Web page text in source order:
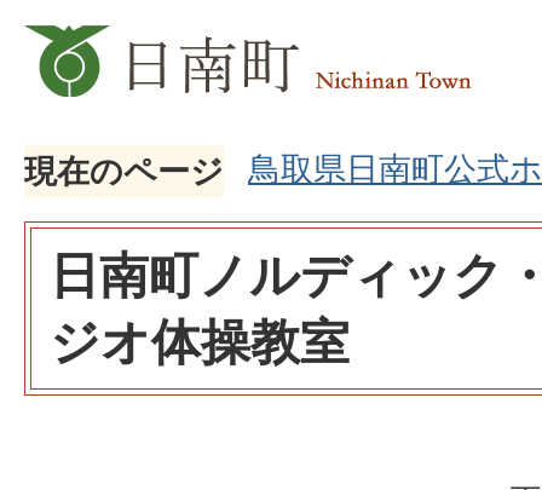
現在のページ 鳥取県日南町公式
日南町ノルディック
ジオ体操教室